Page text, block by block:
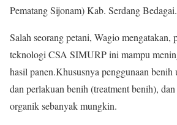
Pematang Sijonam) Kab. Serdang Bedagai.
Salah seorang petani, Wagio mengatakan,
teknologi CSA SIMURP ini mampu
hasil panen.Khususnya penggunaan
dan perlakuan benih (treatment benih),
organik sebanyak mungkin.